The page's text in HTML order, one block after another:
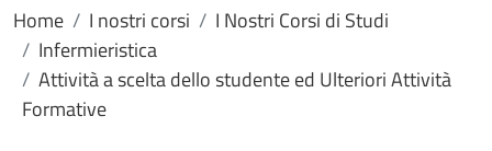
Home I nostri corsi
I Nostri Corsi di Studi
Infermieristica
Attività a scelta dello studente ed Ulteriori Attività
Formative